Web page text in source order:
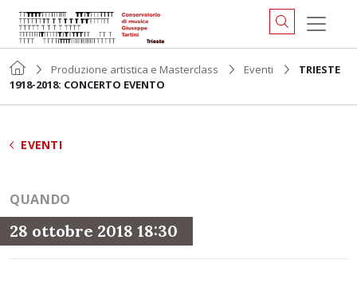
Produzione artistica e Masterclass Eventi
TRIESTE
1918-2018: CONCERTO EVENTO
EVENTI
QUANDO
28 ottobre 2018 18:30